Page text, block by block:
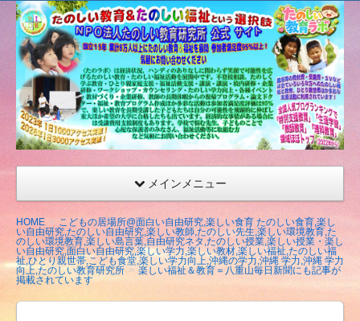
たの
しい
教育
研究
所
（沖
縄）
公式
ト
メインメニュー
HOME
こどもの居場所@面白い自由研究,楽しい食育 たのしい食育,楽し
い自由研究,たのしい自由研究,楽しい教師,たのしい先生,楽しい環境教育,た
のしい環境教育,楽しい島言葉,自由研究ネタ,たのしい授業,楽しい授業・楽し
い自由研究,面白い自由研究,楽しい学力,楽しい教材,楽しい福祉,たのしい福
祉,ひとり親世帯,こども食堂,楽しい学力向上,沖縄の学力,沖縄 学力,沖縄 学力
向上,たのしい教育研究所
楽しい福祉＆教育＝八重山毎日新聞にも記事が
掲載されています